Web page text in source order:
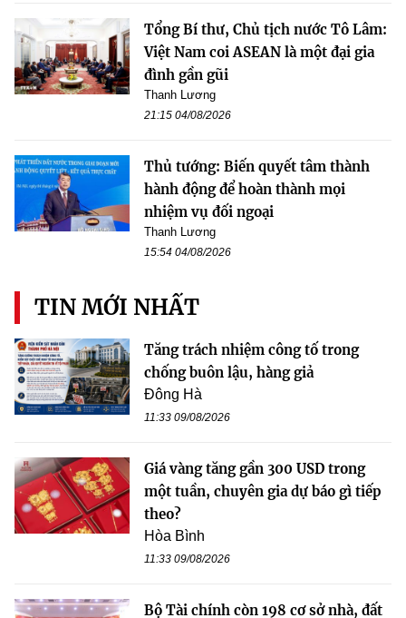
Tổng Bí thư, Chủ tịch nước Tô Lâm:
Việt Nam coi ASEAN là một đại gia
đình gần gũi
Thanh Lương
21:15 04/08/2026
Thủ tướng: Biến quyết tâm thành
hành động để hoàn thành mọi
nhiệm vụ đối ngoại
Thanh Lương
15:54 04/08/2026
TIN MỚI NHẤT
Tăng trách nhiệm công tố trong
chống buôn lậu, hàng giả
Đông Hà
11:33 09/08/2026
Giá vàng tăng gần 300 USD trong
một tuần, chuyên gia dự báo gì tiếp
theo?
Hòa Bình
11:33 09/08/2026
Bộ Tài chính còn 198 cơ sở nhà, đất